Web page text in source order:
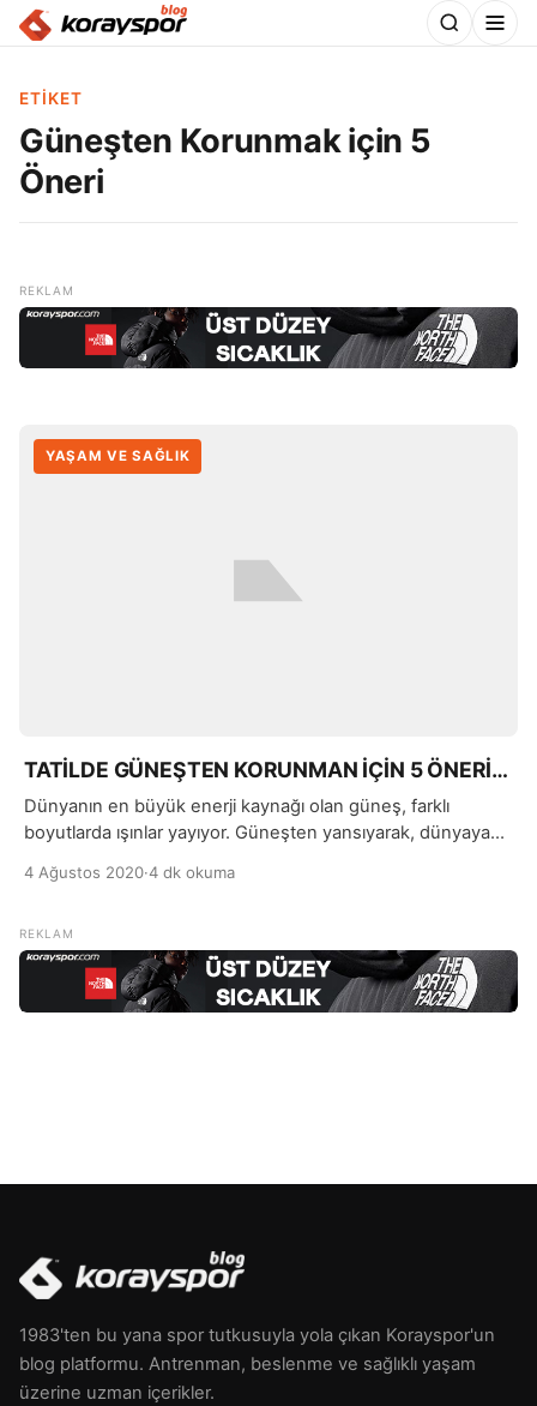
ETIKET
Güneşten Korunmak için 5
Öneri
YAŞAM VE SAĞLIK
TATİLDE GÜNEŞTEN KORUNMAN İÇİN 5 ÖNERİ…
Dünyanın en büyük enerji kaynağı olan güneş, farklı
boyutlarda ışınlar yayıyor. Güneşten yansıyarak, dünyaya
ışınlarının en yoğun ve kuvvetli olduğu saatler ise 11.00 ile
4 Ağustos 2020·4 dk okuma
1983'ten bu yana spor tutkusuyla yola çıkan Korayspor'un
blog platformu. Antrenman, beslenme ve sağlıklı yaşam
üzerine uzman içerikler.